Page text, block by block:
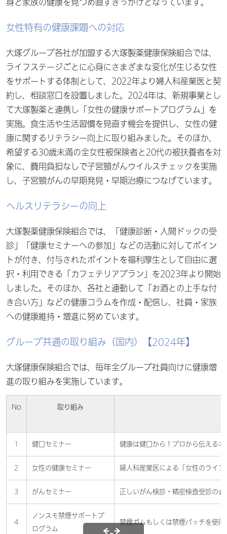
女性特有の健康課題への対応
大塚グループ各社が加盟する大塚製薬健康保険組合では、
ライフステージごとに心身にさまざまな変化が生じる女性
をサポートする体制として、2022年より婦人科産業医と契
約し、相談窓口を設置しました。2024年は、新規事業とし
て大塚製薬と連携し「女性の健康サポートプログラム」を
実施。食生活や生活習慣を見直す機会を提供し、女性の健
康に関するリテラシー向上に取り組みました。そのほか、
希望する30歳未満の全女性被保険者と20代の被扶養者を対
象に、費用負担なしで子宮頸がんウイルスチェックを実施
し、子宮頸がんの早期発見・早期治療につなげています。
ヘルスリテラシーの向上
大塚製薬健康保険組合では、「健康診断・人間ドックの受
診」「健康セミナーへの参加」などの活動に対してポイン
トが付き、付与されたポイントを福利厚生として自由に選
択・利用できる「カフェテリアプラン」を2023年より開始
しました。そのほか、各社と連動して「お酒との上手な付
き合い方」などの健康コラムを作成・配信し、社員・家族
への健康維持・増進に努めています。
グループ共通の取り組み（国内）【2024年】
大塚健康保険組合では、毎年全グループ社員向けに健康増
進の取り組みを実施しています。
No 取り組み
1 健口セミナー 健康は健口から！プロから伝える
2 女性の健康セミナー 婦人科産業医による「女性のライ
3 がんセミナー 正しいがん検診・精密検査受診の
4
ノンスモ禁煙サポートプ
ログラム
禁煙ガムもしくは禁煙パッチを使